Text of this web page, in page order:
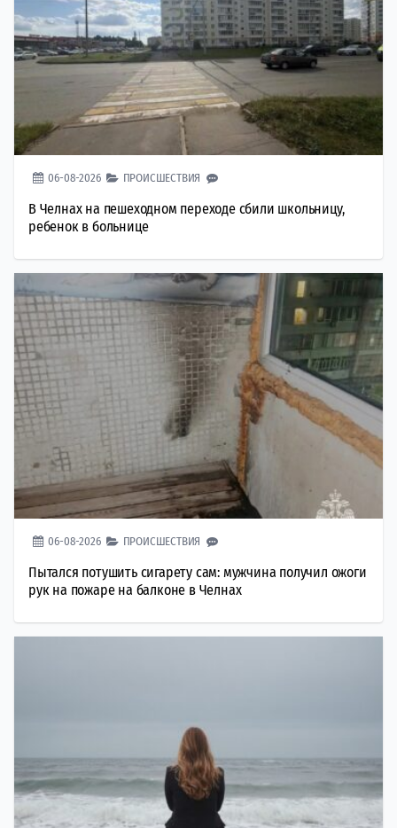
06-08-2026 ПРОИСШЕСТВИЯ
В Челнах на пешеходном переходе сбили школьницу,
ребенок в больнице
06-08-2026 ПРОИСШЕСТВИЯ
Пытался потушить сигарету сам: мужчина получил ожоги
рук на пожаре на балконе в Челнах